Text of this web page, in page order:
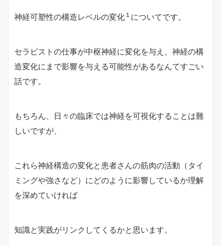
神経可塑性の構造レベルの変化 １ についてです。
セラピストの仕事が中枢神経に変化を与え、神経の構
造変化にまで影響を与える可能性があるなんてすごい
話です。
もちろん、日々の臨床では神経を可視化することは難
しいですが、
これら神経構造の変化と患者さんの筋肉の活動（タイ
ミングや強さなど）にどのように影響しているか理解
を深めていければ
知識と実践がリンクしてくるかと思います。